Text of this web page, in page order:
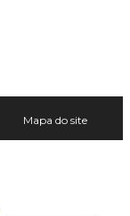
Mapa do site